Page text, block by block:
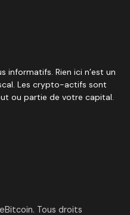
informatifs. Rien ici n’est un
Les crypto-actifs sont
ou partie de votre capital.
Tous droits